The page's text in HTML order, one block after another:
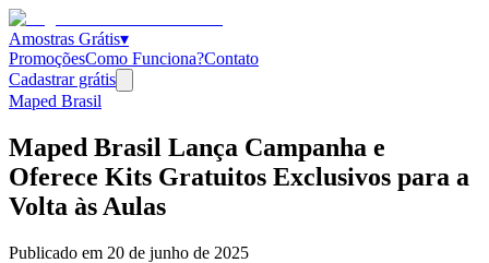
Amostras Grátis▾
PromoçõesComo Funciona?Contato
Cadastrar grátis
Maped Brasil
Maped Brasil Lança Campanha e
Oferece Kits Gratuitos Exclusivos para a
Volta às Aulas
Publicado em 20 de junho de 2025